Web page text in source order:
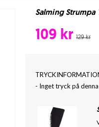
Salming Strumpa
109 kr 129 kr
- Inget tryck på